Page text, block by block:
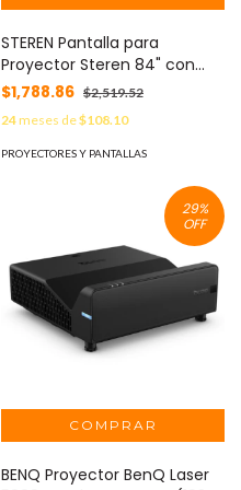
STEREN Pantalla para
Proyector Steren 84" con
Tripie MOD: PRO-014
$1,788.86 $2,519.52
24meses de$108.10
PROYECTORES Y PANTALLAS
29%
OFF
BENQ Proyector BenQ Laser